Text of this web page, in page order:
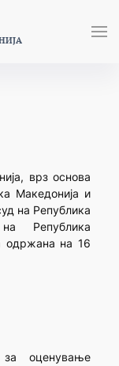
врз основа
Македонија и
на Република
Република
одржана на 16
оценување